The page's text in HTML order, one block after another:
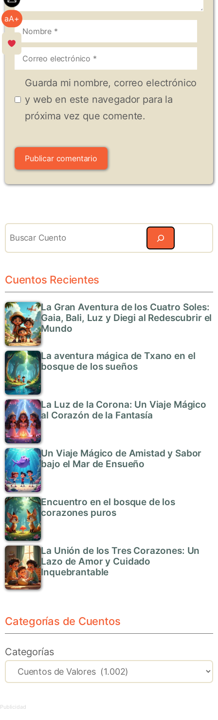
aA+
Nombre
Correo
electrónico
Guarda mi nombre, correo electrónico
y web en este navegador para la
próxima vez que comente.
Cuentos Recientes
La Gran Aventura de los Cuatro Soles:
Gaia, Bali, Luz y Diegi al Redescubrir el
Mundo
La aventura mágica de Txano en el
bosque de los sueños
La Luz de la Corona: Un Viaje Mágico
al Corazón de la Fantasía
Un Viaje Mágico de Amistad y Sabor
bajo el Mar de Ensueño
Encuentro en el bosque de los
corazones puros
La Unión de los Tres Corazones: Un
Lazo de Amor y Cuidado
Inquebrantable
Categorías de Cuentos
Categorías